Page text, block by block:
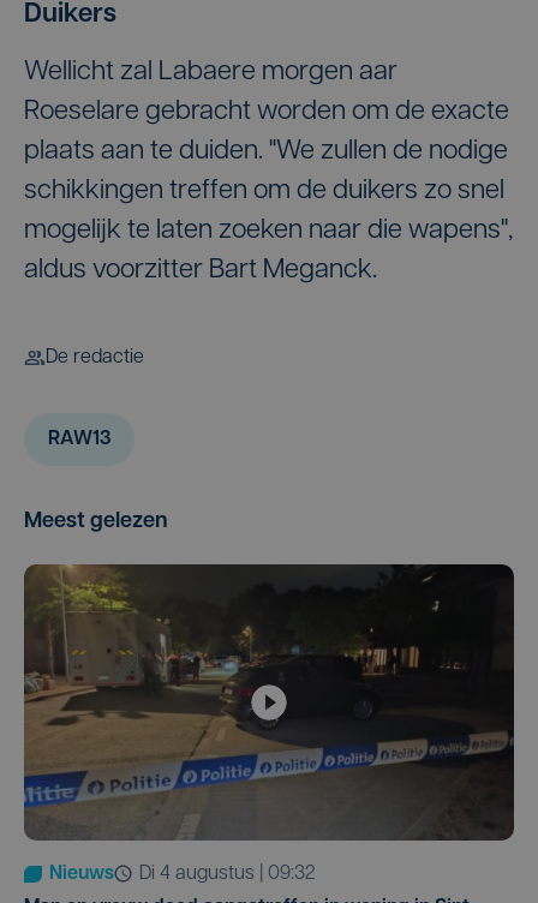
Duikers
Wellicht zal Labaere morgen aar
Roeselare gebracht worden om de exacte
plaats aan te duiden. "We zullen de nodige
schikkingen treffen om de duikers zo snel
mogelijk te laten zoeken naar die wapens",
aldus voorzitter Bart Meganck.
De redactie
RAW13
Meest gelezen
Nieuws
di 4 augustus | 09:32